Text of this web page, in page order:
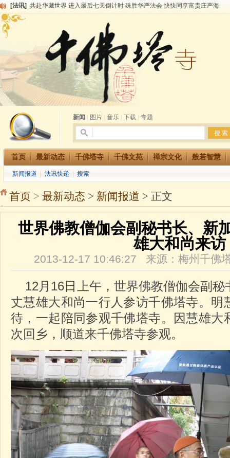
[法讯] 共赴华藏世界 进入最后七天倒计时 殊胜华严法会 快快同享富贵庄严海
[法讯]
清明节祭祖报恩地藏法会
本寺方丈上明下慧尼和尚开讲《六祖坛经》
[法讯]
2015-3-26师父于法堂对大众的开示
[法讯] 广东千佛塔寺云门佛学院女众部 2016年招生简章
[法讯]
恭请海涛法师莅临千佛塔寺弘法
[法讯]
2014年七月大法会 祈福息灾地藏七 冥阳两利普渡群蒙盂兰盆
[法讯]
千佛塔寺云门佛学院女众部2014年招生简章
[法讯] 千佛塔寺兴建佛学院综合大楼缘起
新闻
图片 音乐 下载 专题
首页 最新动态 千佛塔寺 千佛文苑 禅宗文化 般若智慧
新闻报道 法讯快递 搜索
首页 > 最新动态 > 新闻报道 > 正文
世界佛教僧伽会副秘书长、新
雄大和尚来访
2013-12-17 10:46:27 来源：梅州千佛
12月16日上午，世界佛教僧伽会副秘
丈慧雄大和尚一行人参访千佛塔寺。明
待，一起陪同参观千佛塔寺。因慧雄大
次回乡，顺道来千佛塔寺参观。